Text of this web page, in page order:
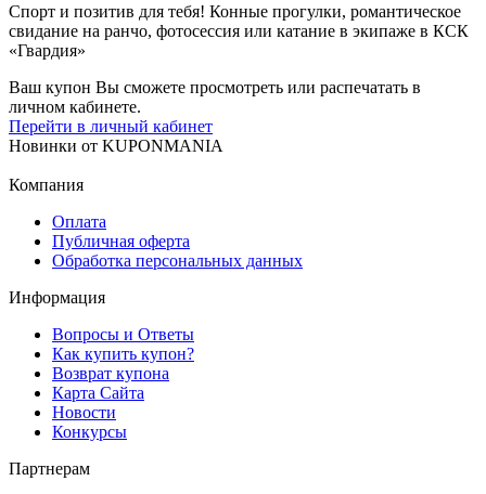
Спорт и позитив для тебя! Конные прогулки, романтическое
свидание на ранчо, фотосессия или катание в экипаже в КСК
«Гвардия»
Ваш купон Вы сможете просмотреть или распечатать в
личном кабинете.
Перейти в личный кабинет
Новинки от KUPONMANIA
Компания
Оплата
Публичная оферта
Обработка персональных данных
Информация
Вопросы и Ответы
Как купить купон?
Возврат купона
Карта Сайта
Новости
Конкурсы
Партнерам